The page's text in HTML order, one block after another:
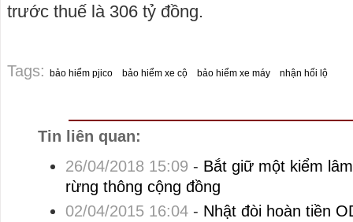
trước thuế là 306 tỷ đồng.
Tags: bảo hiểm pjico bảo hiểm xe cộ bảo hiểm xe máy nhận hối lộ
Tin liên quan:
26/04/2018 15:09 - Bắt giữ một kiểm
rừng thông cộng đồng
02/04/2015 16:04- Nhật đòi hoàn tiền